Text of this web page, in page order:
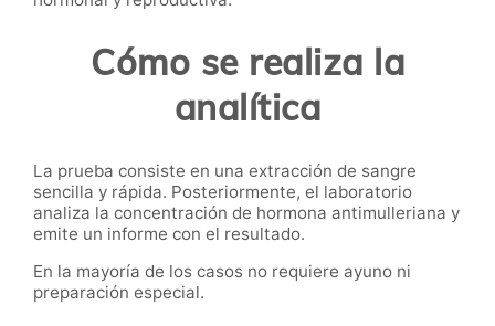
Cómo se realiza la
analítica
La prueba consiste en una extracción de sangre
sencilla y rápida. Posteriormente, el laboratorio
analiza la concentración de hormona antimulleriana y
emite un informe con el resultado.
En la mayoría de los casos no requiere ayuno ni
preparación especial.